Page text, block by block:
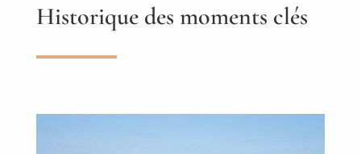
Historique des moments clés